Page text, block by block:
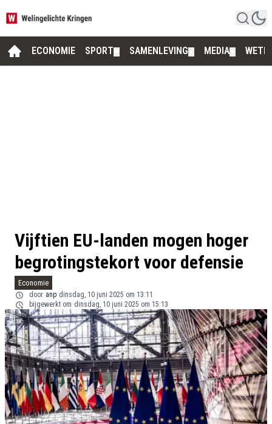
ECONOMIE SPORT SAMENLEVING MEDIA
Vijftien EU-landen mogen hoger
begrotingstekort voor defensie
Economie
door anp dinsdag, 10 juni 2025 om 13:11
bijgewerkt om dinsdag, 10 juni 2025 om 15:13